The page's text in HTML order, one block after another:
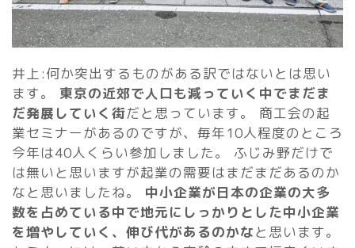
井上:何か突出するものがある訳ではないとは思い
ます。 東京の近郊で人口も減っていく中でまだま
だ発展していく街だと思っています。 商工会の起
業セミナーがあるのですが、毎年10人程度のところ
今年は40人くらい参加しました。 ふじみ野だけで
は無いと思いますが起業の需要はまだまだあるのか
なと思いましたね。 中小企業が日本の企業の大多
数を占めている中で地元にしっかりとした中小企業
を増やしていく、伸び代があるのかなと思います。